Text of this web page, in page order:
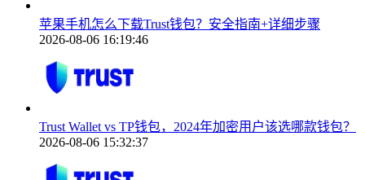
苹果手机怎么下载Trust钱包？安全指南+详细步骤
2026-08-06 16:19:46
Trust Wallet vs TP钱包，2024年加密用户该选哪款钱包？
2026-08-06 15:32:37